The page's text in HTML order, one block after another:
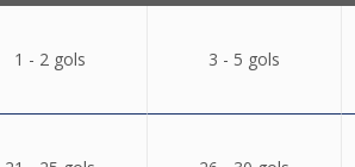
1 - 2 gols 3 - 5 gols